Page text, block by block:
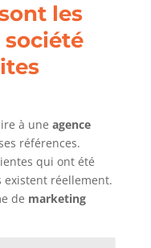
les
société
à une agence
références.
qui ont été
existent réellement.
de marketing